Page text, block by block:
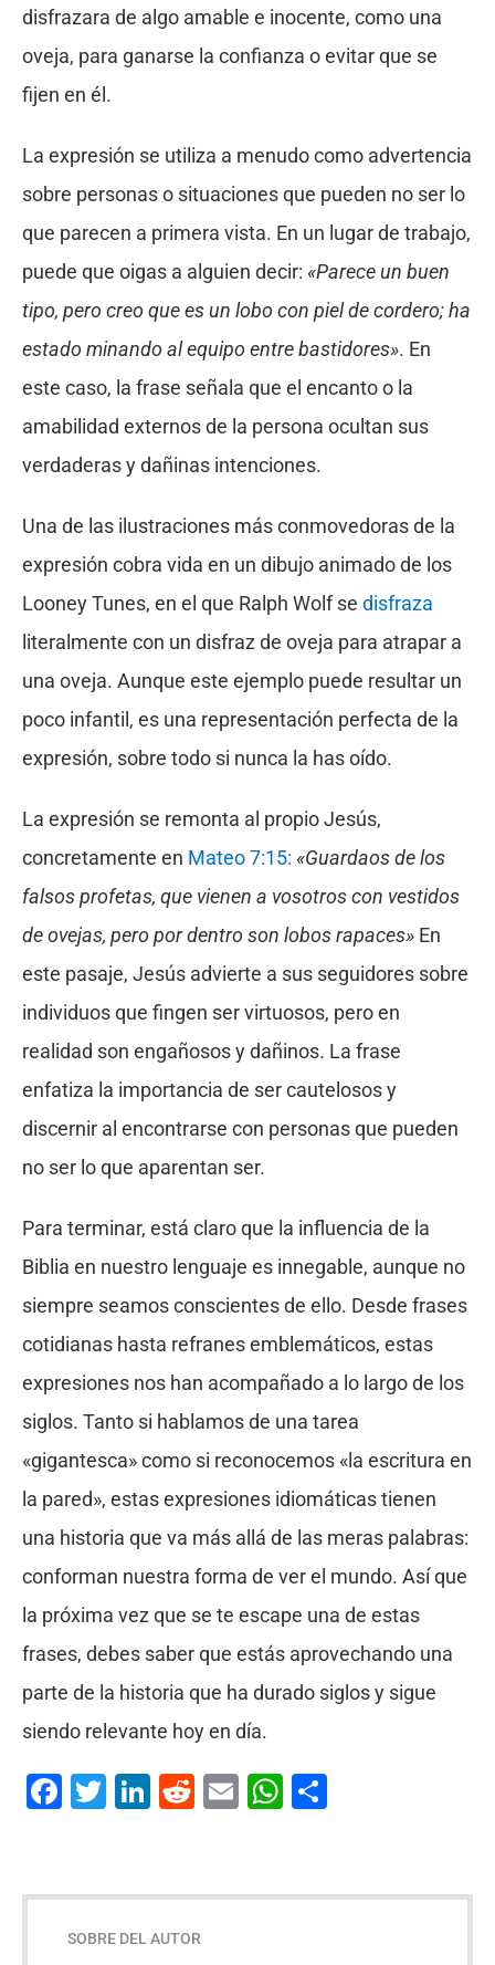
disfrazara de algo amable e inocente, como una
oveja, para ganarse la confianza o evitar que se
fijen en él.
La expresión se utiliza a menudo como advertencia
sobre personas o situaciones que pueden no ser lo
que parecen a primera vista. En un lugar de trabajo,
puede que oigas a alguien decir: «Parece un buen
tipo, pero creo que es un lobo con piel de cordero; ha
estado minando al equipo entre bastidores». En
este caso, la frase señala que el encanto o la
amabilidad externos de la persona ocultan sus
verdaderas y dañinas intenciones.
Una de las ilustraciones más conmovedoras de la
expresión cobra vida en un dibujo animado de los
Looney Tunes, en el que Ralph Wolf se disfraza
literalmente con un disfraz de oveja para atrapar a
una oveja. Aunque este ejemplo puede resultar un
poco infantil, es una representación perfecta de la
expresión, sobre todo si nunca la has oído.
La expresión se remonta al propio Jesús,
concretamente en Mateo 7:15: «Guardaos de los
falsos profetas, que vienen a vosotros con vestidos
de ovejas, pero por dentro son lobos rapaces» En
este pasaje, Jesús advierte a sus seguidores sobre
individuos que fingen ser virtuosos, pero en
realidad son engañosos y dañinos. La frase
enfatiza la importancia de ser cautelosos y
discernir al encontrarse con personas que pueden
no ser lo que aparentan ser.
Para terminar, está claro que la influencia de la
Biblia en nuestro lenguaje es innegable, aunque no
siempre seamos conscientes de ello. Desde frases
cotidianas hasta refranes emblemáticos, estas
expresiones nos han acompañado a lo largo de los
siglos. Tanto si hablamos de una tarea
«gigantesca» como si reconocemos «la escritura en
la pared», estas expresiones idiomáticas tienen
una historia que va más allá de las meras palabras:
conforman nuestra forma de ver el mundo. Así que
la próxima vez que se te escape una de estas
frases, debes saber que estás aprovechando una
parte de la historia que ha durado siglos y sigue
siendo relevante hoy en día.
Facebook
Twitter
LinkedIn
Reddit
EmailWhatsApp
SOBRE DEL AUTOR